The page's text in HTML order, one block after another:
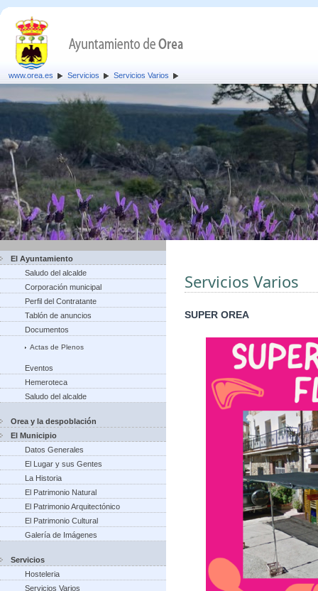
www.orea.es Servicios Servicios Varios
El Ayuntamiento
Saludo del alcalde
Corporación municipal
Perfil del Contratante
Tablón de anuncios
Documentos
Actas de Plenos
Eventos
Hemeroteca
Saludo del alcalde
Orea y la despoblación
El Municipio
Datos Generales
El Lugar y sus Gentes
La Historia
El Patrimonio Natural
El Patrimonio Arquitectónico
El Patrimonio Cultural
Galería de Imágenes
Servicios
Hosteleria
Servicios Varios
Servicios Varios
SUPER OREA